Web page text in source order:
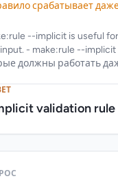
срабатывает
--implicit is useful
- make:rule --
должны работать
validation rule